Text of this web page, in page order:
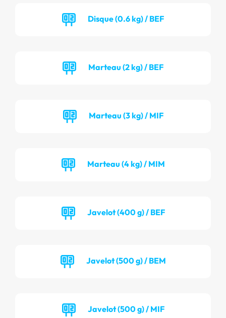
Disque (0.6 kg) / BEF
Marteau (2 kg) / BEF
Marteau (3 kg) / MIF
Marteau (4 kg) / MIM
Javelot (400 g) / BEF
Javelot (500 g) / BEM
Javelot (500 g) / MIF